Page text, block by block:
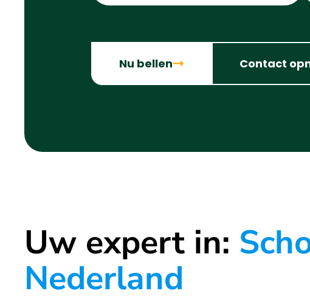
Nu bellen Contact
Uw expert in:
Nederland